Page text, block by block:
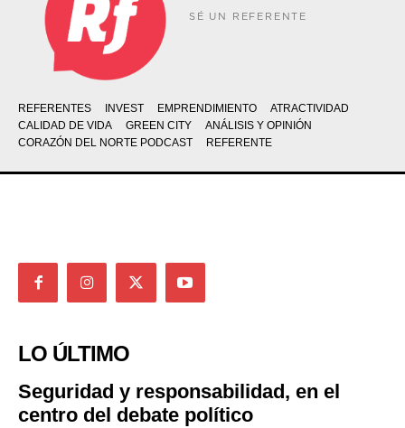
SÉ UN REFERENTE
REFERENTES INVEST EMPRENDIMIENTO
ATRACTIVIDAD
CALIDAD DE VIDA
GREEN CITY
ANÁLISIS Y OPINIÓN
CORAZÓN DEL NORTE PODCAST
REFERENTE
LO ÚLTIMO
Seguridad y responsabilidad, en el
centro del debate político